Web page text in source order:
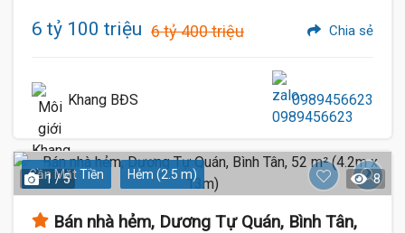
6 tỷ 100 triệu 6 tỷ 400 triệu Chia sẻ
Khang BĐS 0989456623
Gần Mặt Tiền Hẻm (2.5 m)
1 / 5 8
Bán nhà hẻm, Dương Tự Quán, Bình Tân,